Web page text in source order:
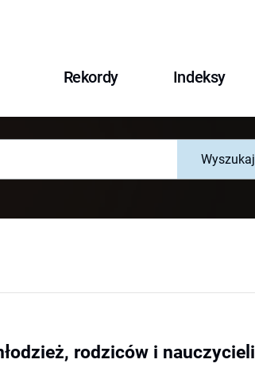
Rekordy Indeksy
Wyszukaj
rodziców i nauczycieli